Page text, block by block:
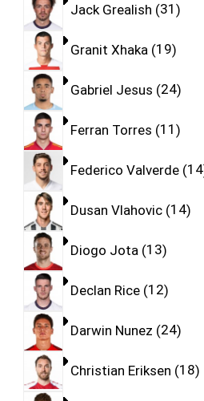
Jack Grealish 31
Granit Xhaka 19
Gabriel Jesus 24
Ferran Torres 11
Federico Valverde 14
Dusan Vlahovic 14
Diogo Jota 13
Declan Rice 12
Darwin Nunez 24
Christian Eriksen 18